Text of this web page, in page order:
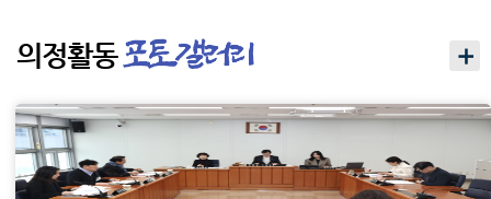
의정활동